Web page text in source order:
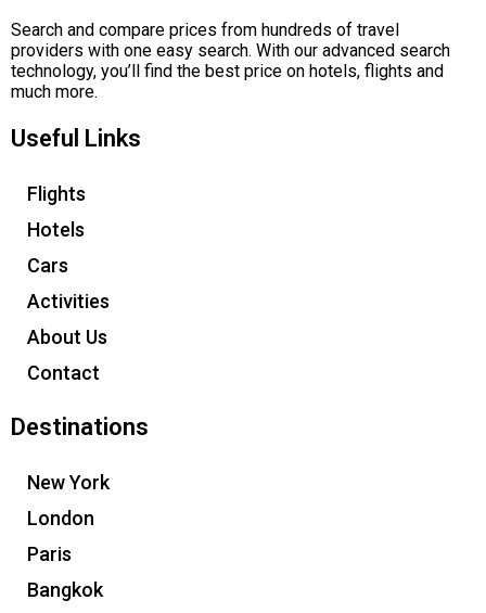
Search and compare prices from hundreds of travel
providers with one easy search. With our advanced search
technology, you’ll find the best price on hotels, flights and
much more.
Useful Links
Flights
Hotels
Cars
Activities
About Us
Contact
Destinations
New York
London
Paris
Bangkok